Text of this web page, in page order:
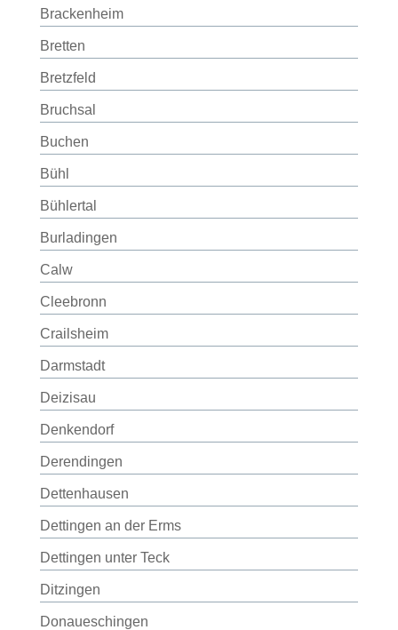
Brackenheim
Bretten
Bretzfeld
Bruchsal
Buchen
Bühl
Bühlertal
Burladingen
Calw
Cleebronn
Crailsheim
Darmstadt
Deizisau
Denkendorf
Derendingen
Dettenhausen
Dettingen an der Erms
Dettingen unter Teck
Ditzingen
Donaueschingen